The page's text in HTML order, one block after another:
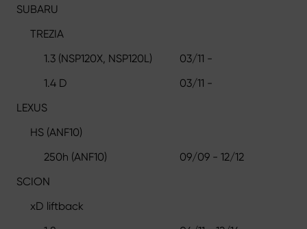
SUBARU
TREZIA
1.3 (NSP120X, NSP120L)
03/11 -
1.4 D
03/11 -
LEXUS
HS (ANF10)
250h (ANF10)
09/09 - 12/12
SCION
xD liftback